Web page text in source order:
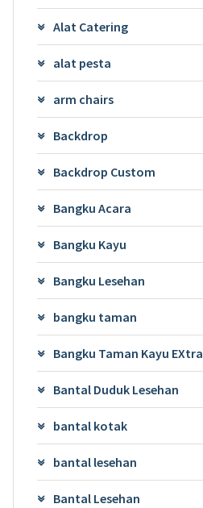
Alat Catering
alat pesta
arm chairs
Backdrop
Backdrop Custom
Bangku Acara
Bangku Kayu
Bangku Lesehan
bangku taman
Bangku Taman Kayu EXtra
Bantal Duduk Lesehan
bantal kotak
bantal lesehan
Bantal Lesehan